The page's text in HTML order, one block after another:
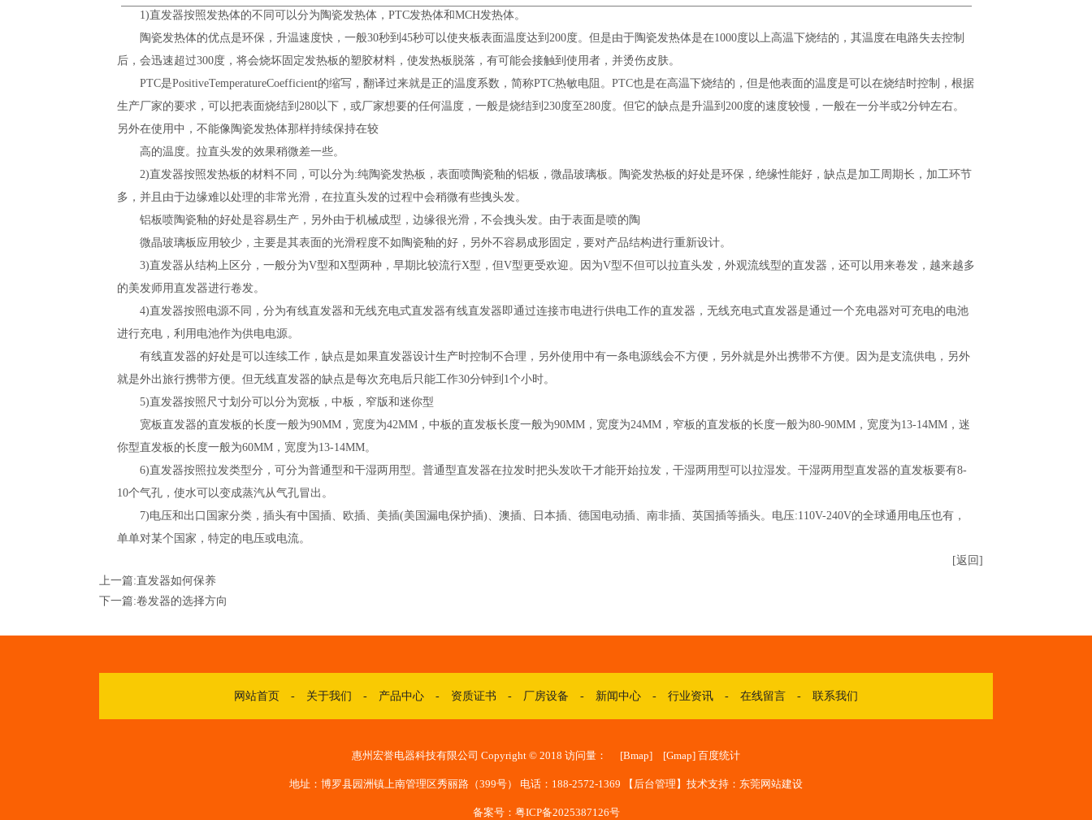
1)直发器按照发热体的不同可以分为陶瓷发热体，PTC发热体和MCH发热体。
陶瓷发热体的优点是环保，升温速度快，一般30秒到45秒可以使夹板表面温度达到200度。但是由于陶瓷发热体是在1000度以上高温下烧结的，其温度在电路失去控制
后，会迅速超过300度，将会烧坏固定发热板的塑胶材料，使发热板脱落，有可能会接触到使用者，并烫伤皮肤。
PTC是PositiveTemperatureCoefficient的缩写，翻译过来就是正的温度系数，简称PTC热敏电阻。PTC也是在高温下烧结的，但是他表面的温度是可以在烧结时控制，根据
生产厂家的要求，可以把表面烧结到280以下，或厂家想要的任何温度，一般是烧结到230度至280度。但它的缺点是升温到200度的速度较慢，一般在一分半或2分钟左右。
另外在使用中，不能像陶瓷发热体那样持续保持在较
高的温度。拉直头发的效果稍微差一些。
2)直发器按照发热板的材料不同，可以分为:纯陶瓷发热板，表面喷陶瓷釉的铝板，微晶玻璃板。陶瓷发热板的好处是环保，绝缘性能好，缺点是加工周期长，加工环节
多，并且由于边缘难以处理的非常光滑，在拉直头发的过程中会稍微有些拽头发。
铝板喷陶瓷釉的好处是容易生产，另外由于机械成型，边缘很光滑，不会拽头发。由于表面是喷的陶
微晶玻璃板应用较少，主要是其表面的光滑程度不如陶瓷釉的好，另外不容易成形固定，要对产品结构进行重新设计。
3)直发器从结构上区分，一般分为V型和X型两种，早期比较流行X型，但V型更受欢迎。因为V型不但可以拉直头发，外观流线型的直发器，还可以用来卷发，越来越多
的美发师用直发器进行卷发。
4)直发器按照电源不同，分为有线直发器和无线充电式直发器有线直发器即通过连接市电进行供电工作的直发器，无线充电式直发器是通过一个充电器对可充电的电池
进行充电，利用电池作为供电电源。
有线直发器的好处是可以连续工作，缺点是如果直发器设计生产时控制不合理，另外使用中有一条电源线会不方便，另外就是外出携带不方便。因为是支流供电，另外
就是外出旅行携带方便。但无线直发器的缺点是每次充电后只能工作30分钟到1个小时。
5)直发器按照尺寸划分可以分为宽板，中板，窄版和迷你型
宽板直发器的直发板的长度一般为90MM，宽度为42MM，中板的直发板长度一般为90MM，宽度为24MM，窄板的直发板的长度一般为80-90MM，宽度为13-14MM，迷
你型直发板的长度一般为60MM，宽度为13-14MM。
6)直发器按照拉发类型分，可分为普通型和干湿两用型。普通型直发器在拉发时把头发吹干才能开始拉发，干湿两用型可以拉湿发。干湿两用型直发器的直发板要有8-
10个气孔，使水可以变成蒸汽从气孔冒出。
7)电压和出口国家分类，插头有中国插、欧插、美插(美国漏电保护插)、澳插、日本插、德国电动插、南非插、英国插等插头。电压:110V-240V的全球通用电压也有，
单单对某个国家，特定的电压或电流。
[返回]
上一篇:直发器如何保养
下一篇:卷发器的选择方向
网站首页 - 关于我们 - 产品中心 - 资质证书 - 厂房设备 - 新闻中心 - 行业资讯 - 在线留言 - 联系我们
惠州宏誉电器科技有限公司 Copyright © 2018 访问量： [Bmap] [Gmap] 百度统计
地址：博罗县园洲镇上南管理区秀丽路（399号） 电话：188-2572-1369 【 后台管理 】技术支持： 东莞网站建设
备案号：粤ICP备2025387126号